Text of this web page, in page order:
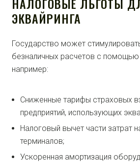
ЭКВАЙРИНГА
Государство может
безналичных расчетов с помощью
например:
Сниженные тарифы страховых
предприятий, использующих
Налоговый вычет части затрат
терминалов;
Ускоренная амортизация